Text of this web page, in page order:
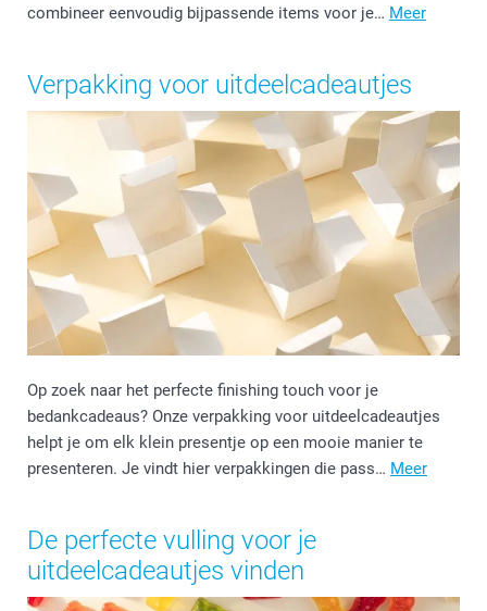
combineer eenvoudig bijpassende items voor je… Meer
Verpakking voor uitdeelcadeautjes
Op zoek naar het perfecte finishing touch voor je
bedankcadeaus? Onze verpakking voor uitdeelcadeautjes
helpt je om elk klein presentje op een mooie manier te
presenteren. Je vindt hier verpakkingen die pass… Meer
De perfecte vulling voor je
uitdeelcadeautjes vinden